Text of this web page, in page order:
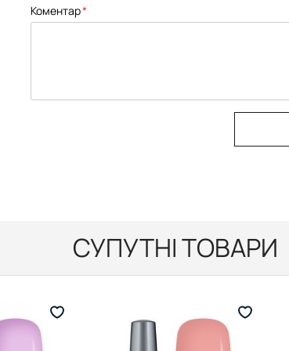
Коментар
СУПУТНІ ТОВАРИ